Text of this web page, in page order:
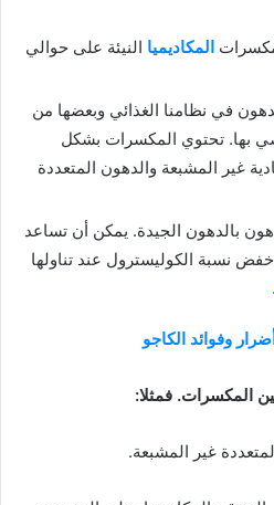
المكاديميا النيئة على حوالي
في نظامنا الغذائي وبعضها من
بها. تحتوي المكسرات بشكل
غير المشبعة والدهون المتعددة
بالدهون الجيدة. يمكن أن تساعد
نسبة الكوليسترول عند تناولها
وفوائد الكاجو
المكسرات. فمثلا:
غير المشبعة.